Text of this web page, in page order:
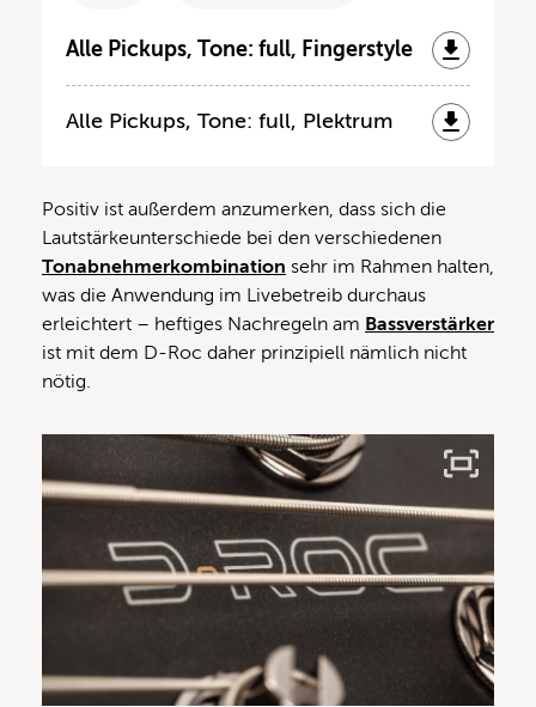
Alle Pickups, Tone: full, Fingerstyle
Alle Pickups, Tone: full, Plektrum
Positiv ist außerdem anzumerken, dass sich die
Lautstärkeunterschiede bei den verschiedenen
Tonabnehmerkombination sehr im Rahmen halten,
was die Anwendung im Livebetreib durchaus
erleichtert – heftiges Nachregeln am Bassverstärker
ist mit dem D-Roc daher prinzipiell nämlich nicht
nötig.